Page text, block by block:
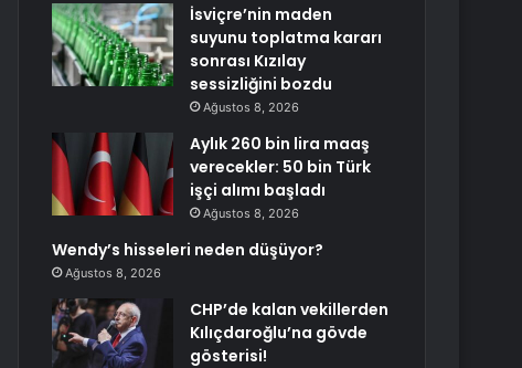
İsviçre’nin maden
suyunu toplatma kararı
sonrası Kızılay
sessizliğini bozdu
Ağustos 8, 2026
Aylık 260 bin lira maaş
verecekler: 50 bin Türk
işçi alımı başladı
Ağustos 8, 2026
Wendy’s hisseleri neden düşüyor?
Ağustos 8, 2026
CHP’de kalan vekillerden
Kılıçdaroğlu’na gövde
gösterisi!